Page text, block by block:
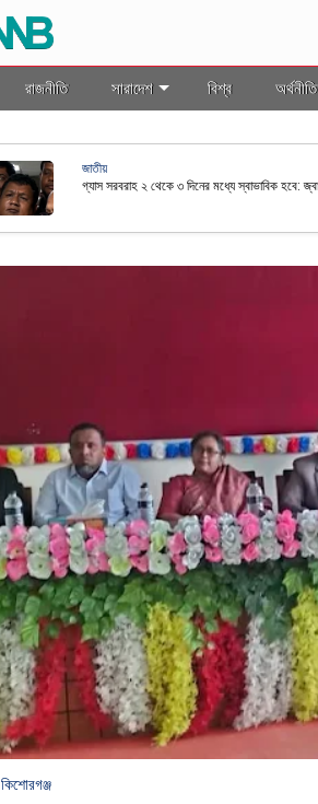
রাজনীতি সারাদেশ বিশ্ব অর্থনীতি
জাতীয়
রাষ্ট্রপতি নির্বাচনের তফসিল ঘোষণা করল ইসি
কিশোরগঞ্জ